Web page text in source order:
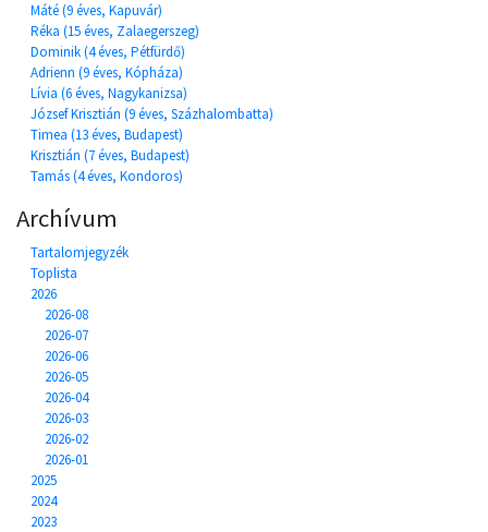
Máté (9 éves, Kapuvár)
Réka (15 éves, Zalaegerszeg)
Dominik (4 éves, Pétfürdő)
Adrienn (9 éves, Kópháza)
Lívia (6 éves, Nagykanizsa)
József Krisztián (9 éves, Százhalombatta)
Timea (13 éves, Budapest)
Krisztián (7 éves, Budapest)
Tamás (4 éves, Kondoros)
Archívum
Tartalomjegyzék
Toplista
2026
2026-08
2026-07
2026-06
2026-05
2026-04
2026-03
2026-02
2026-01
2025
2024
2023